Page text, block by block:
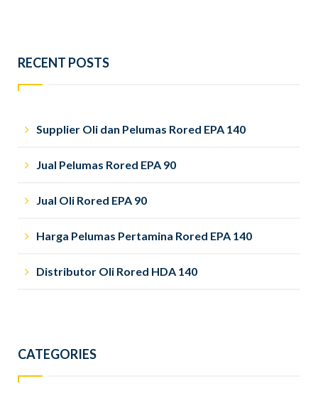
RECENT POSTS
Supplier Oli dan Pelumas Rored EPA 140
Jual Pelumas Rored EPA 90
Jual Oli Rored EPA 90
Harga Pelumas Pertamina Rored EPA 140
Distributor Oli Rored HDA 140
CATEGORIES